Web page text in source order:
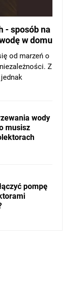
- sposób na
w domu
od marzeń o
Z
wody
musisz
pompę